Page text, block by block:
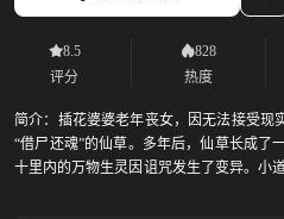
8.5
评分
828
热度
简介： 插花婆婆老年丧女，因无法接受现
“借尸还魂”的仙草。多年后，仙草长成
十里内的万物生灵因诅咒发生了变异。小